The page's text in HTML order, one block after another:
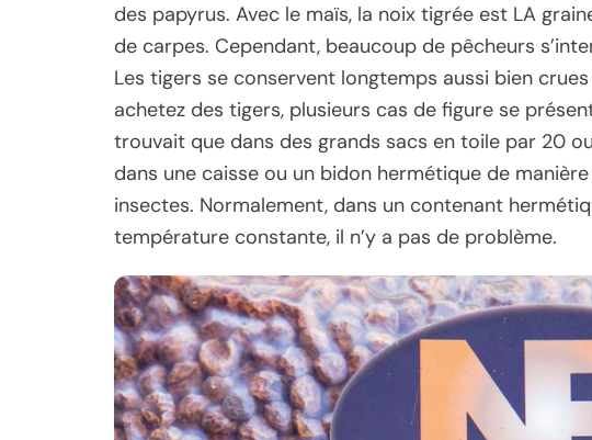
des papyrus. Avec le maïs, la noix tigrée est LA
de carpes. Cependant, beaucoup de pêcheurs
Les tigers se conservent longtemps aussi bien
achetez des tigers, plusieurs cas de figure se
trouvait que dans des grands sacs en toile par 20
dans une caisse ou un bidon hermétique de
insectes. Normalement, dans un contenant
température constante, il n’y a pas de problème.